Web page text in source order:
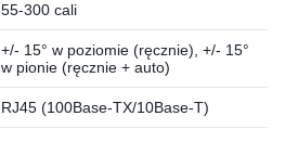
55-300 cali
+/- 15° w poziomie (ręcznie), +/- 15°
w pionie (ręcznie + auto)
RJ45 (100Base-TX/10Base-T)